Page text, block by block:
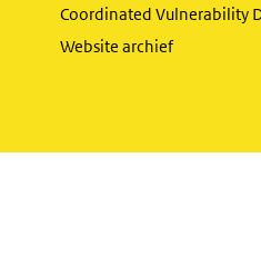
Coordinated Vulnerability
Website archief